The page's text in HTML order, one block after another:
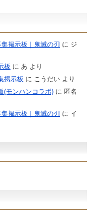
掲示板｜鬼滅の刃 に ジ
板 に あ より
掲示板 に こうだいより
(モンハンコラボ)に 匿名
掲示板｜鬼滅の刃 に イ